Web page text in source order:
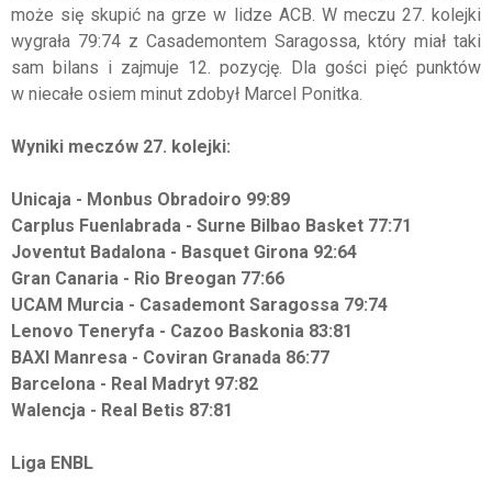
może się skupić na grze w lidze ACB. W meczu 27. kolejki
wygrała 79:74 z Casademontem Saragossa, który miał taki
sam bilans i zajmuje 12. pozycję. Dla gości pięć punktów
w niecałe osiem minut zdobył Marcel Ponitka.
Wyniki meczów 27. kolejki:
Unicaja - Monbus Obradoiro 99:89
Carplus Fuenlabrada - Surne Bilbao Basket 77:71
Joventut Badalona - Basquet Girona 92:64
Gran Canaria - Rio Breogan 77:66
UCAM Murcia - Casademont Saragossa 79:74
Lenovo Teneryfa - Cazoo Baskonia 83:81
BAXI Manresa - Coviran Granada 86:77
Barcelona - Real Madryt 97:82
Walencja - Real Betis 87:81
Liga ENBL